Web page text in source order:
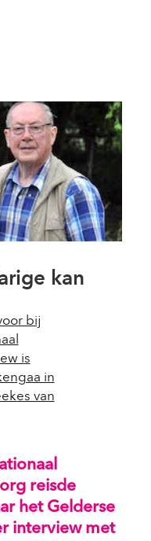
kan
reisde
het Gelderse
interview met